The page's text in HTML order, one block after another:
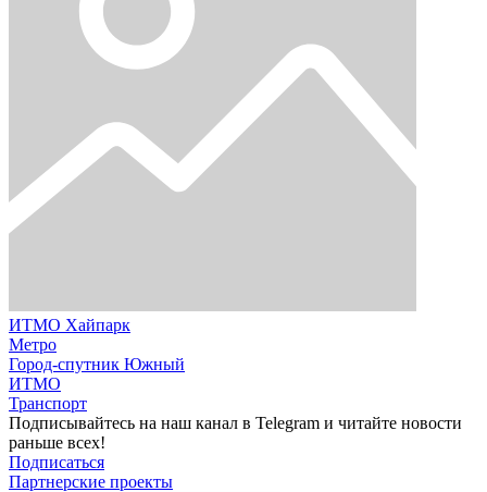
ИТМО Хайпарк
Метро
Город-спутник Южный
ИТМО
Транспорт
Подписывайтесь на наш канал в Telegram и читайте новости
раньше всех!
Подписаться
Партнерские проекты